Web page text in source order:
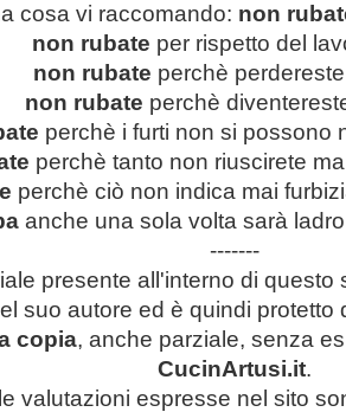
cosa vi raccomando: non
non rubate per rispetto del
non rubate perchè
non rubate perchè
perchè i furti non si possono
perchè tanto non riuscirete
perchè ciò non indica mai
anche una sola volta sarà
-------
presente all'interno di questo
suo autore ed è quindi protetto
copia, anche parziale, senza
CucinArtusi.it.
valutazioni espresse nel sito